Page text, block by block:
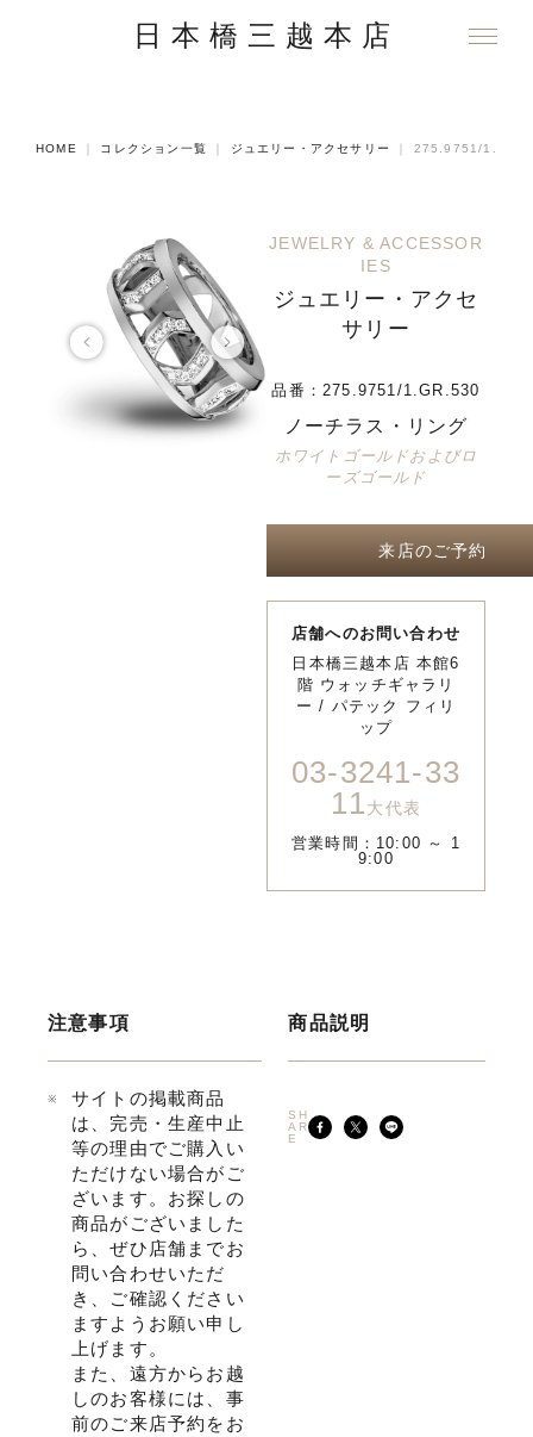
日本橋三越本店
HOME コレクション一覧 ジュエリー・アクセサリー 275.9751/
JEWELRY & ACCESSOR
IES
ジュエリー・アクセ
サリー
品番：275.9751/1.GR.530
ノーチラス・リング
ホワイトゴールドおよびロ
ーズゴールド
来店のご予約
店舗へのお問い合わせ
日本橋三越本店 本館6
階 ウォッチギャラリ
ー / パテック フィリ
ップ
03-3241-33
11大代表
営業時間：10:00 ～ 1
9:00
注意事項
サイトの掲載商品
は、完売・生産中止
等の理由でご購入い
ただけない場合がご
ざいます。お探しの
商品がございました
ら、ぜひ店舗までお
問い合わせいただ
き、ご確認ください
ますようお願い申し
上げます。
また、遠方からお越
しのお客様には、事
前のご来店予約をお
商品説明
SH
AR
E